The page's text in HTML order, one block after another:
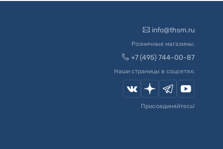
info@thsm.ru
Розничные магазины:
+7 (495) 744-00-87
Наши страницы в соцсетях:
Присоединяйтесь!